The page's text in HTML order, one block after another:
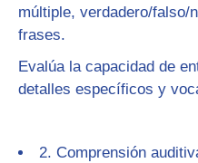
múltiple, verdadero/falso/
frases.
Evalúa la capacidad de
detalles específicos y
2. Comprensión